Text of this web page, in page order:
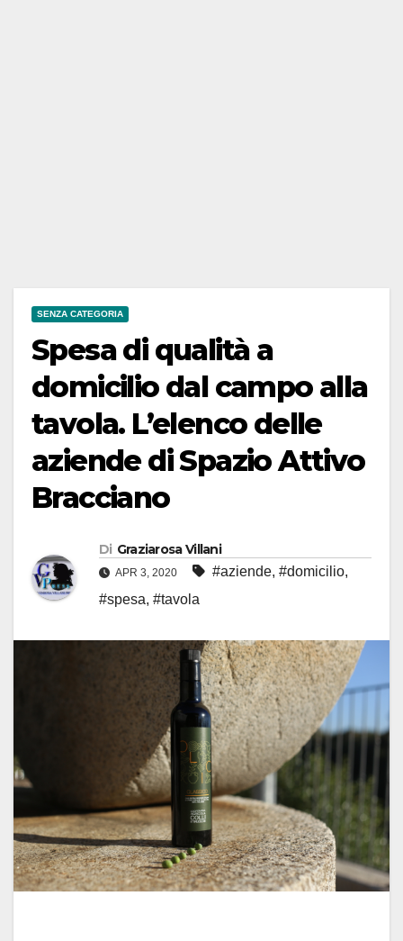
SENZA CATEGORIA
Spesa di qualità a
domicilio dal campo alla
tavola. L’elenco delle
aziende di Spazio Attivo
Bracciano
Di Graziarosa Villani
APR 3, 2020 #aziende, #domicilio,
#spesa, #tavola